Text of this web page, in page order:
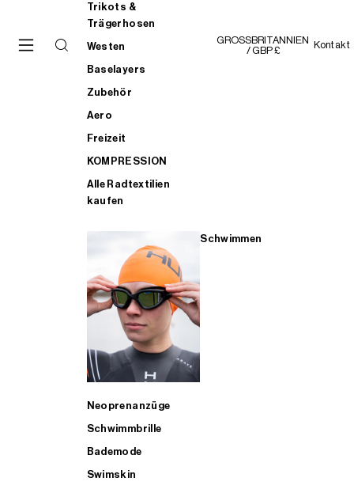
Trikots &
Trägerhosen
Westen
Baselayers
Zubehör
Aero
Freizeit
KOMPRESSION
Alle Radtextilien
kaufen
Schwimmen
Neoprenanzüge
Schwimmbrille
Bademode
Swimskin
GROSSBRITANNIEN
/ GBP £
Kontakt